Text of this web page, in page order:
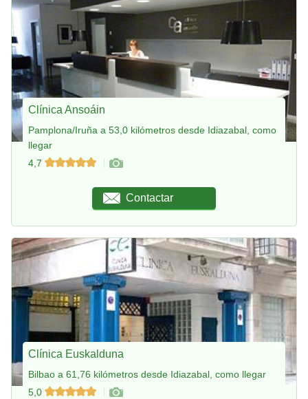
Clínica Ansoáin
Pamplona/Iruña a 53,0 kilómetros desde Idiazabal, como
llegar
4,7
Contactar
Clínica Euskalduna
Bilbao a 61,76 kilómetros desde Idiazabal, como llegar
5,0